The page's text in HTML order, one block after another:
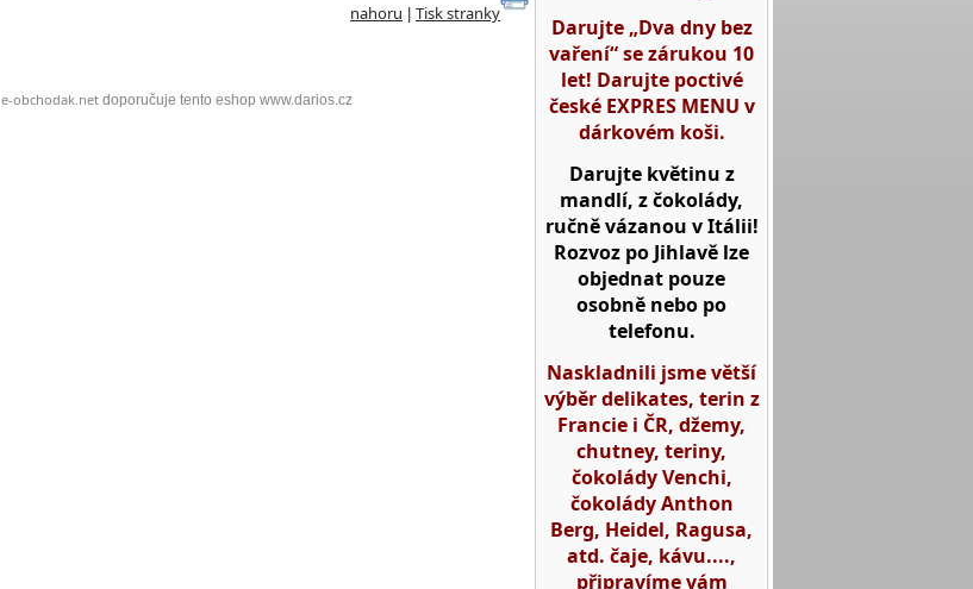
nahoru Tisk stranky
e-obchodak.netdoporučuje tento eshop www.darios.cz
Darujte „Dva dny bez
vaření“ se zárukou 10
let! Darujte poctivé
české EXPRES MENU v
dárkovém koši.
Darujte květinu z
mandlí, z čokolády,
ručně vázanou v Itálii!
Rozvoz po Jihlavě lze
objednat pouze
osobně nebo po
telefonu.
Naskladnili jsme větší
výběr delikates, terin z
Francie i ČR, džemy,
chutney, teriny,
čokolády Venchi,
čokolády Anthon
Berg, Heidel, Ragusa,
atd. čaje, kávu....,
připravíme vám